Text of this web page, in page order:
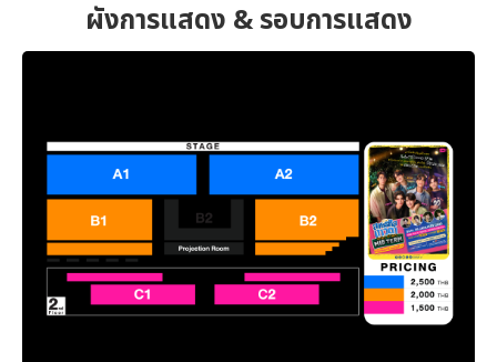
ผังการแสดง & รอบการแสดง